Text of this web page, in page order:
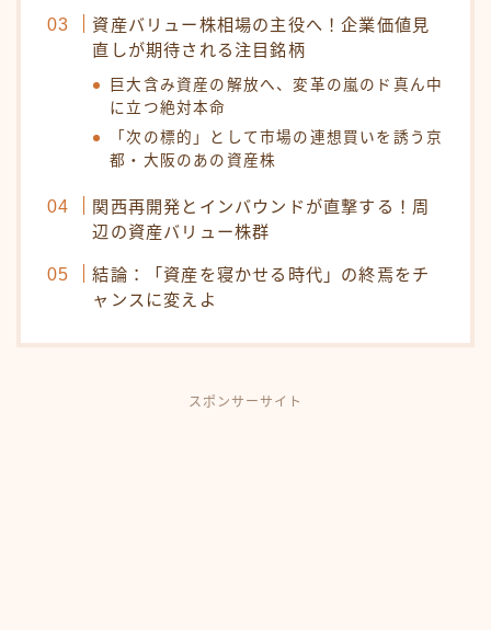
資産バリュー株相場の主役へ！企業価値見
直しが期待される注目銘柄
巨大含み資産の解放へ、変革の嵐のド真ん中
に立つ絶対本命
「次の標的」として市場の連想買いを誘う京
都・大阪のあの資産株
関西再開発とインバウンドが直撃する！周
辺の資産バリュー株群
結論：「資産を寝かせる時代」の終焉をチ
ャンスに変えよ
スポンサーサイト